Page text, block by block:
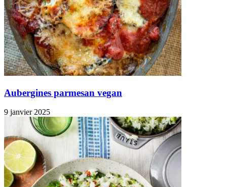
Aubergines parmesan vegan
9 janvier 2025